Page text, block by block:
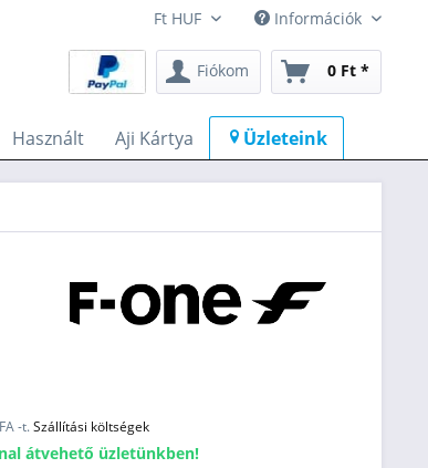
Információk
Fiókom 0 Ft *
Használt Aji Kártya Üzleteink
-t.Szállítási költségek
átvehető üzletünkben!